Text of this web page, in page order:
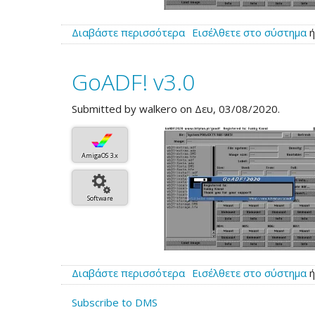
Διαβάστε περισσότεραγια
το
v3.1
Εισέλθετε στο σύστημαή
GoADF! v3.0
Submitted by walkero on Δευ, 03/08/2020.
AmigaOS 3.x
Software
Διαβάστε περισσότερα για
το
Εισέλθετε στο σύστημα ή
Subscribe to DMS